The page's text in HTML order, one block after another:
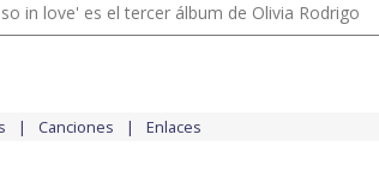
in love' es el tercer álbum de Olivia Rodrigo
Canciones Enlaces